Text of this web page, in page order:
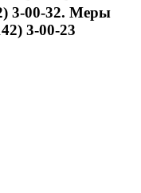
3-00-32. Меры
3-00-23